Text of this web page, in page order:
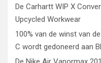
De Carhartt WIP X
Upcycled Workwear
100% van de winst van
C wordt gedoneerd aan